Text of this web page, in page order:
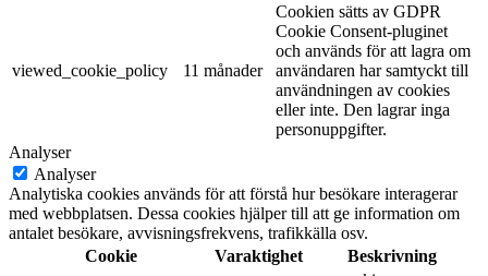
viewed_cookie_policy 11 månader
Cookien sätts av GDPR
Cookie Consent-pluginet
och används för att lagra om
användaren har samtyckt till
användningen av cookies
eller inte. Den lagrar inga
personuppgifter.
Analyser
Analyser
Analytiska cookies används för att förstå hur besökare interagerar
med webbplatsen. Dessa cookies hjälper till att ge information om
antalet besökare, avvisningsfrekvens, trafikkälla osv.
Cookie
Varaktighet Beskrivning